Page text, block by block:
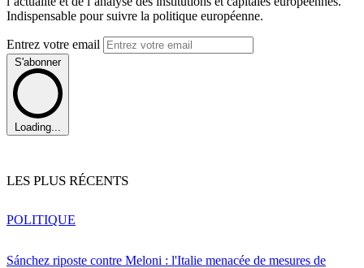
Indispensable pour suivre la politique européenne.
Entrez votre email
S'abonner
Loading...
LES PLUS RÉCENTS
Sánchez riposte contre Meloni : l'Italie menacée de mesures de
POLITIQUE